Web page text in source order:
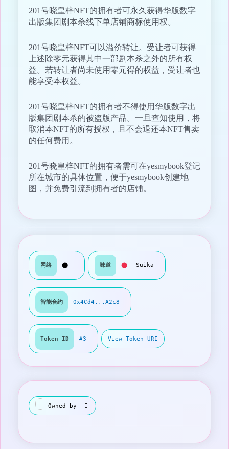
201号晓皇梓NFT的拥有者可永久获得华版数字
出版集团剧本杀线下单店铺商标使用权。
201号晓皇梓NFT可以溢价转让。受让者可获得
上述除零元获得其中一部剧本杀之外的所有权
益。若转让者尚未使用零元得的权益，受让者也
能享受本权益。
201号晓皇梓NFT的拥有者不得使用华版数字出
版集团剧本杀的被盗版产品。一旦查知使用，将
取消本NFT的所有授权，且不会退还本NFT售卖
的任何费用。
201号晓皇梓NFT的拥有者需可在yesmybook登记
所在城市的具体位置，便于yesmybook创建地
图，并免费引流到拥有者的店铺。
网络 ⬤ 味道 ⬤ Suika
智能合约 0x4Cd4...A2c8
Token ID #3 View Token URI
Owned by